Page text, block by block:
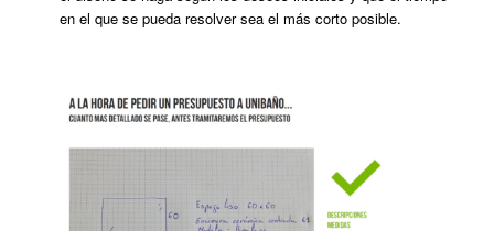
en el que se pueda resolver sea el más corto posible.